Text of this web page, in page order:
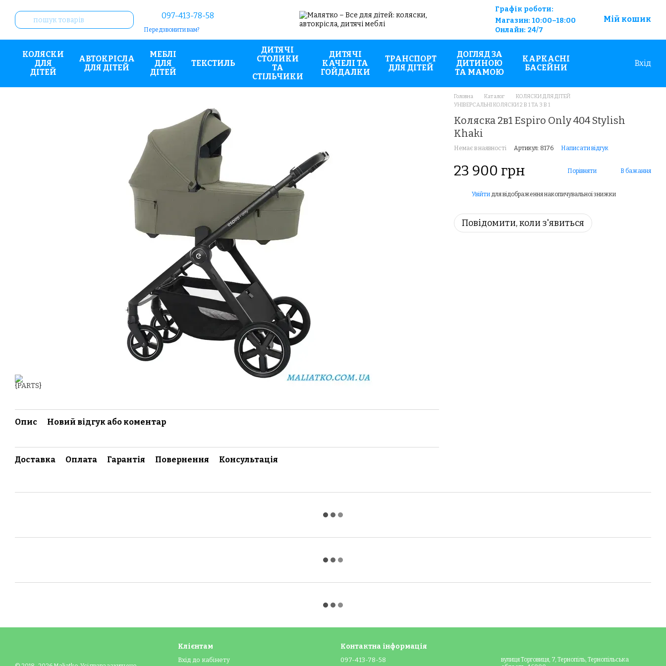
097-413-78-58
Передзвонити вам?
Графік роботи:
Магазин: 10:00–18:00
Онлайн: 24/7
Мій кошик
КОЛЯСКИ
ДЛЯ
ДІТЕЙ
АВТОКРІСЛА
ДЛЯ ДІТЕЙ
МЕБЛІ
ДЛЯ
ДІТЕЙ
ТЕКСТИЛЬ
ДИТЯЧІ
СТОЛИКИ
ТА
СТІЛЬЧИКИ
ДИТЯЧІ
КАЧЕЛІ ТА
ГОЙДАЛКИ
ТРАНСПОРТ
ДЛЯ ДІТЕЙ
ДОГЛЯД ЗА
ДИТИНОЮ
ТА МАМОЮ
КАРКАСНІ
БАСЕЙНИ
Вхід
Головна Каталог
КОЛЯСКИ ДЛЯ ДІТЕЙ
УНІВЕРСАЛЬНІ КОЛЯСКИ 2 В 1 ТА 3 В 1
Коляска 2в1 Espiro Only 404 Stylish
Khaki
Немає в наявності Артикул: 8176 Написати відгук
23 900 грн Порівняти В бажання
Увійти для відображення накопичувальної знижки
Повідомити, коли з'явиться
Опис Новий відгук або коментар
Доставка Оплата Гарантія Повернення Консультація
Клієнтам
Вхід до кабінету
Контактна інформація
097-413-78-58
вулиця Торговиця, 7, Тернопіль, Тернопільська